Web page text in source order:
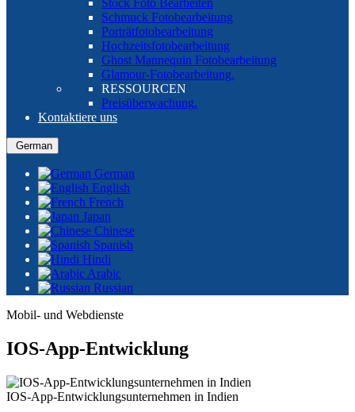
Stock Foto Bearbeiten
Schmuck Fotobearbeitung
Porträtfotobearbeitung
Hochzeitsfotobearbeitung
Ghost Mannequin Fotobearbeitung
Glamour-Fotobearbeitung.
RESSOURCEN
Preisüberwachung.
Kontaktiere uns
German
German
English
French
Japan
Chinese
Spanish
Hindi
Arabic
Russian
Mobil- und Webdienste
IOS-App-Entwicklung
IOS-App-Entwicklungsunternehmen in Indien